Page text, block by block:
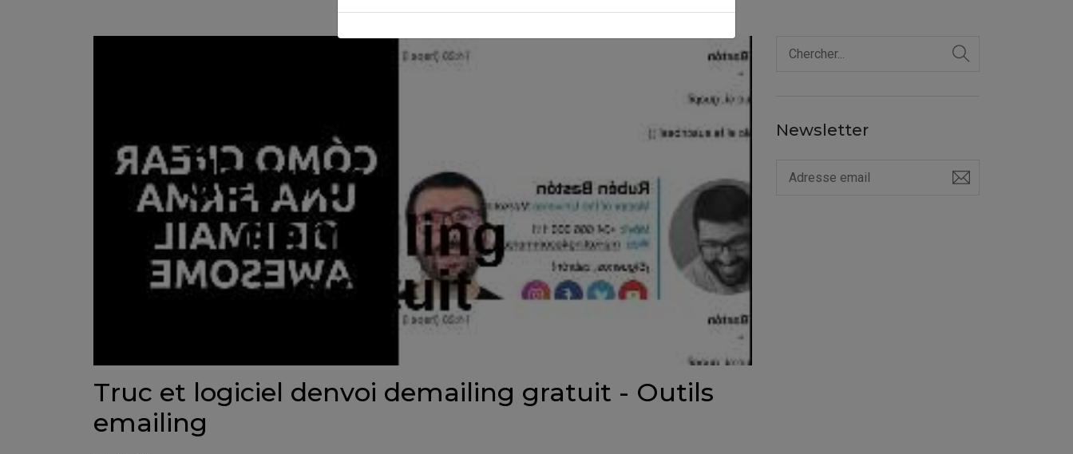
Truc et logiciel denvoi demailing gratuit - Outils
emailing
Newsletter